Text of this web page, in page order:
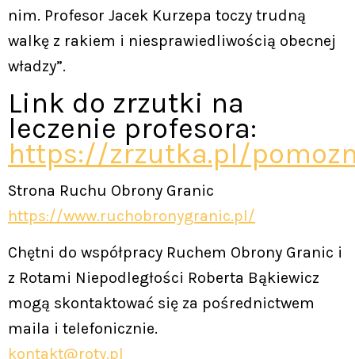
nim. Profesor Jacek Kurzepa toczy trudną
walkę z rakiem i niesprawiedliwością obecnej
władzy”.
Link do zrzutki na
leczenie profesora:
https://zrzutka.pl/
Strona Ruchu Obrony Granic
https://www.ruchobronygranic.pl/
Chętni do współpracy Ruchem Obrony Granic i
z Rotami Niepodległości Roberta Bąkiewicz
mogą skontaktować się za pośrednictwem
maila i telefonicznie.
kontakt@roty.pl